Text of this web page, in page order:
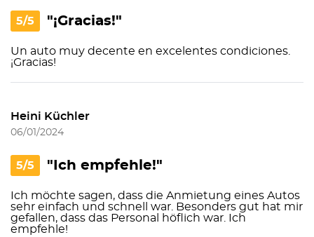
5/5 "¡Gracias!"
Un auto muy decente en excelentes condiciones.
¡Gracias!
Heini Küchler
06/01/2024
5/5 "Ich empfehle!"
Ich möchte sagen, dass die Anmietung eines Autos
sehr einfach und schnell war. Besonders gut hat mir
gefallen, dass das Personal höflich war. Ich
empfehle!